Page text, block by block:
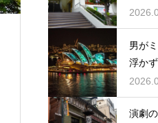
男が
浮か
演劇